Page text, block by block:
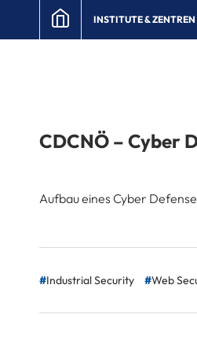
INSTITUTE & ZENTREN
CDCNÖ – Cyber
Aufbau eines Cyber
Industrial Security Web